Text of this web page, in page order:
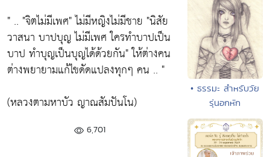
" .. "จิตไม่มีเพศ" ไม่มีหญิงไม่มีชาย "นิสัย
วาสนา บาปบุญ ไม่มีเพศ ใครทำบาปเป็น
บาป ทำบุญเป็นบุญได้ด้วยกัน" ให้ต่างคน
ต่างพยายามแก้ไขดัดแปลงทุกๆ คน .. "
(หลวงตามหาบัว ญาณสัมปันโน)
6,701
• ธรรมะ สำหรับวัย
รุ่นอกหัก